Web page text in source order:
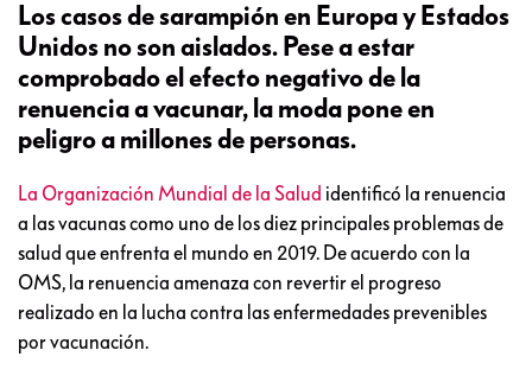
Los casos de sarampión en Europa y Estados
Unidos no son aislados. Pese a estar
comprobado el efecto negativo de la
renuencia a vacunar, la moda pone en
peligro a millones de personas.
La Organización Mundial de la Salud identificó la renuencia
a las vacunas como uno de los diez principales problemas de
salud que enfrenta el mundo en 2019. De acuerdo con la
OMS, la renuencia amenaza con revertir el progreso
realizado en la lucha contra las enfermedades prevenibles
por vacunación.